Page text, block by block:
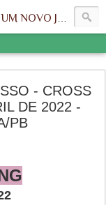
UM NOVO JEITO, UMA NOVA IDENTIDADE
- CROSS
DE 2022 -
PB